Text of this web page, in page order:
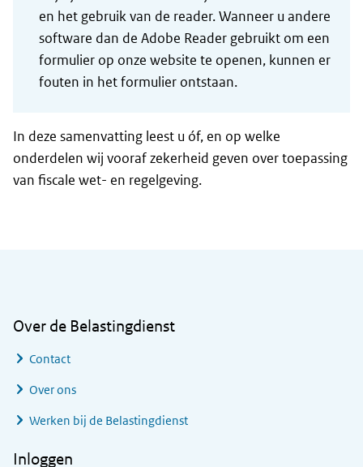
en het gebruik van de reader. Wanneer u andere
software dan de Adobe Reader gebruikt om een
formulier op onze website te openen, kunnen er
fouten in het formulier ontstaan.
In deze samenvatting leest u óf, en op welke
onderdelen wij vooraf zekerheid geven over toepassing
van fiscale wet- en regelgeving.
Over de Belastingdienst
Contact
Over ons
Werken bij de Belastingdienst
Inloggen